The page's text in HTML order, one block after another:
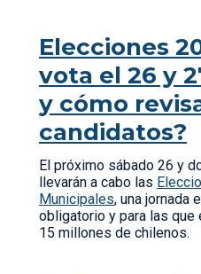
Elecciones
vota el 26 y
y cómo
candidatos?
El próximo sábado 26 y
llevarán a cabo las
Municipales, una jornada
obligatorio y para las
15 millones de chilenos.